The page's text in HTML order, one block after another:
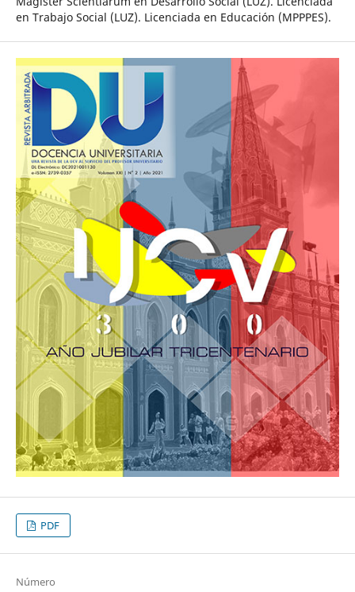
en Trabajo Social (LUZ). Licenciada en Educación (MPPPES).
PDF
Número